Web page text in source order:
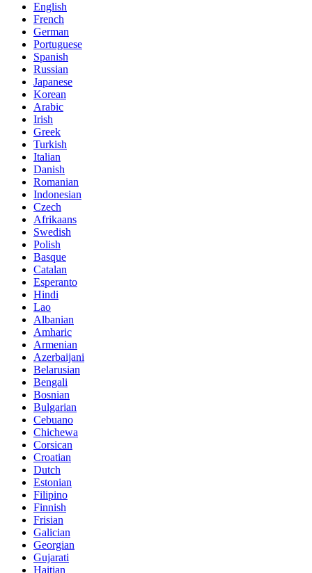
English
French
German
Portuguese
Spanish
Russian
Japanese
Korean
Arabic
Irish
Greek
Turkish
Italian
Danish
Romanian
Indonesian
Czech
Afrikaans
Swedish
Polish
Basque
Catalan
Esperanto
Hindi
Lao
Albanian
Amharic
Armenian
Azerbaijani
Belarusian
Bengali
Bosnian
Bulgarian
Cebuano
Chichewa
Corsican
Croatian
Dutch
Estonian
Filipino
Finnish
Frisian
Galician
Georgian
Gujarati
Haitian